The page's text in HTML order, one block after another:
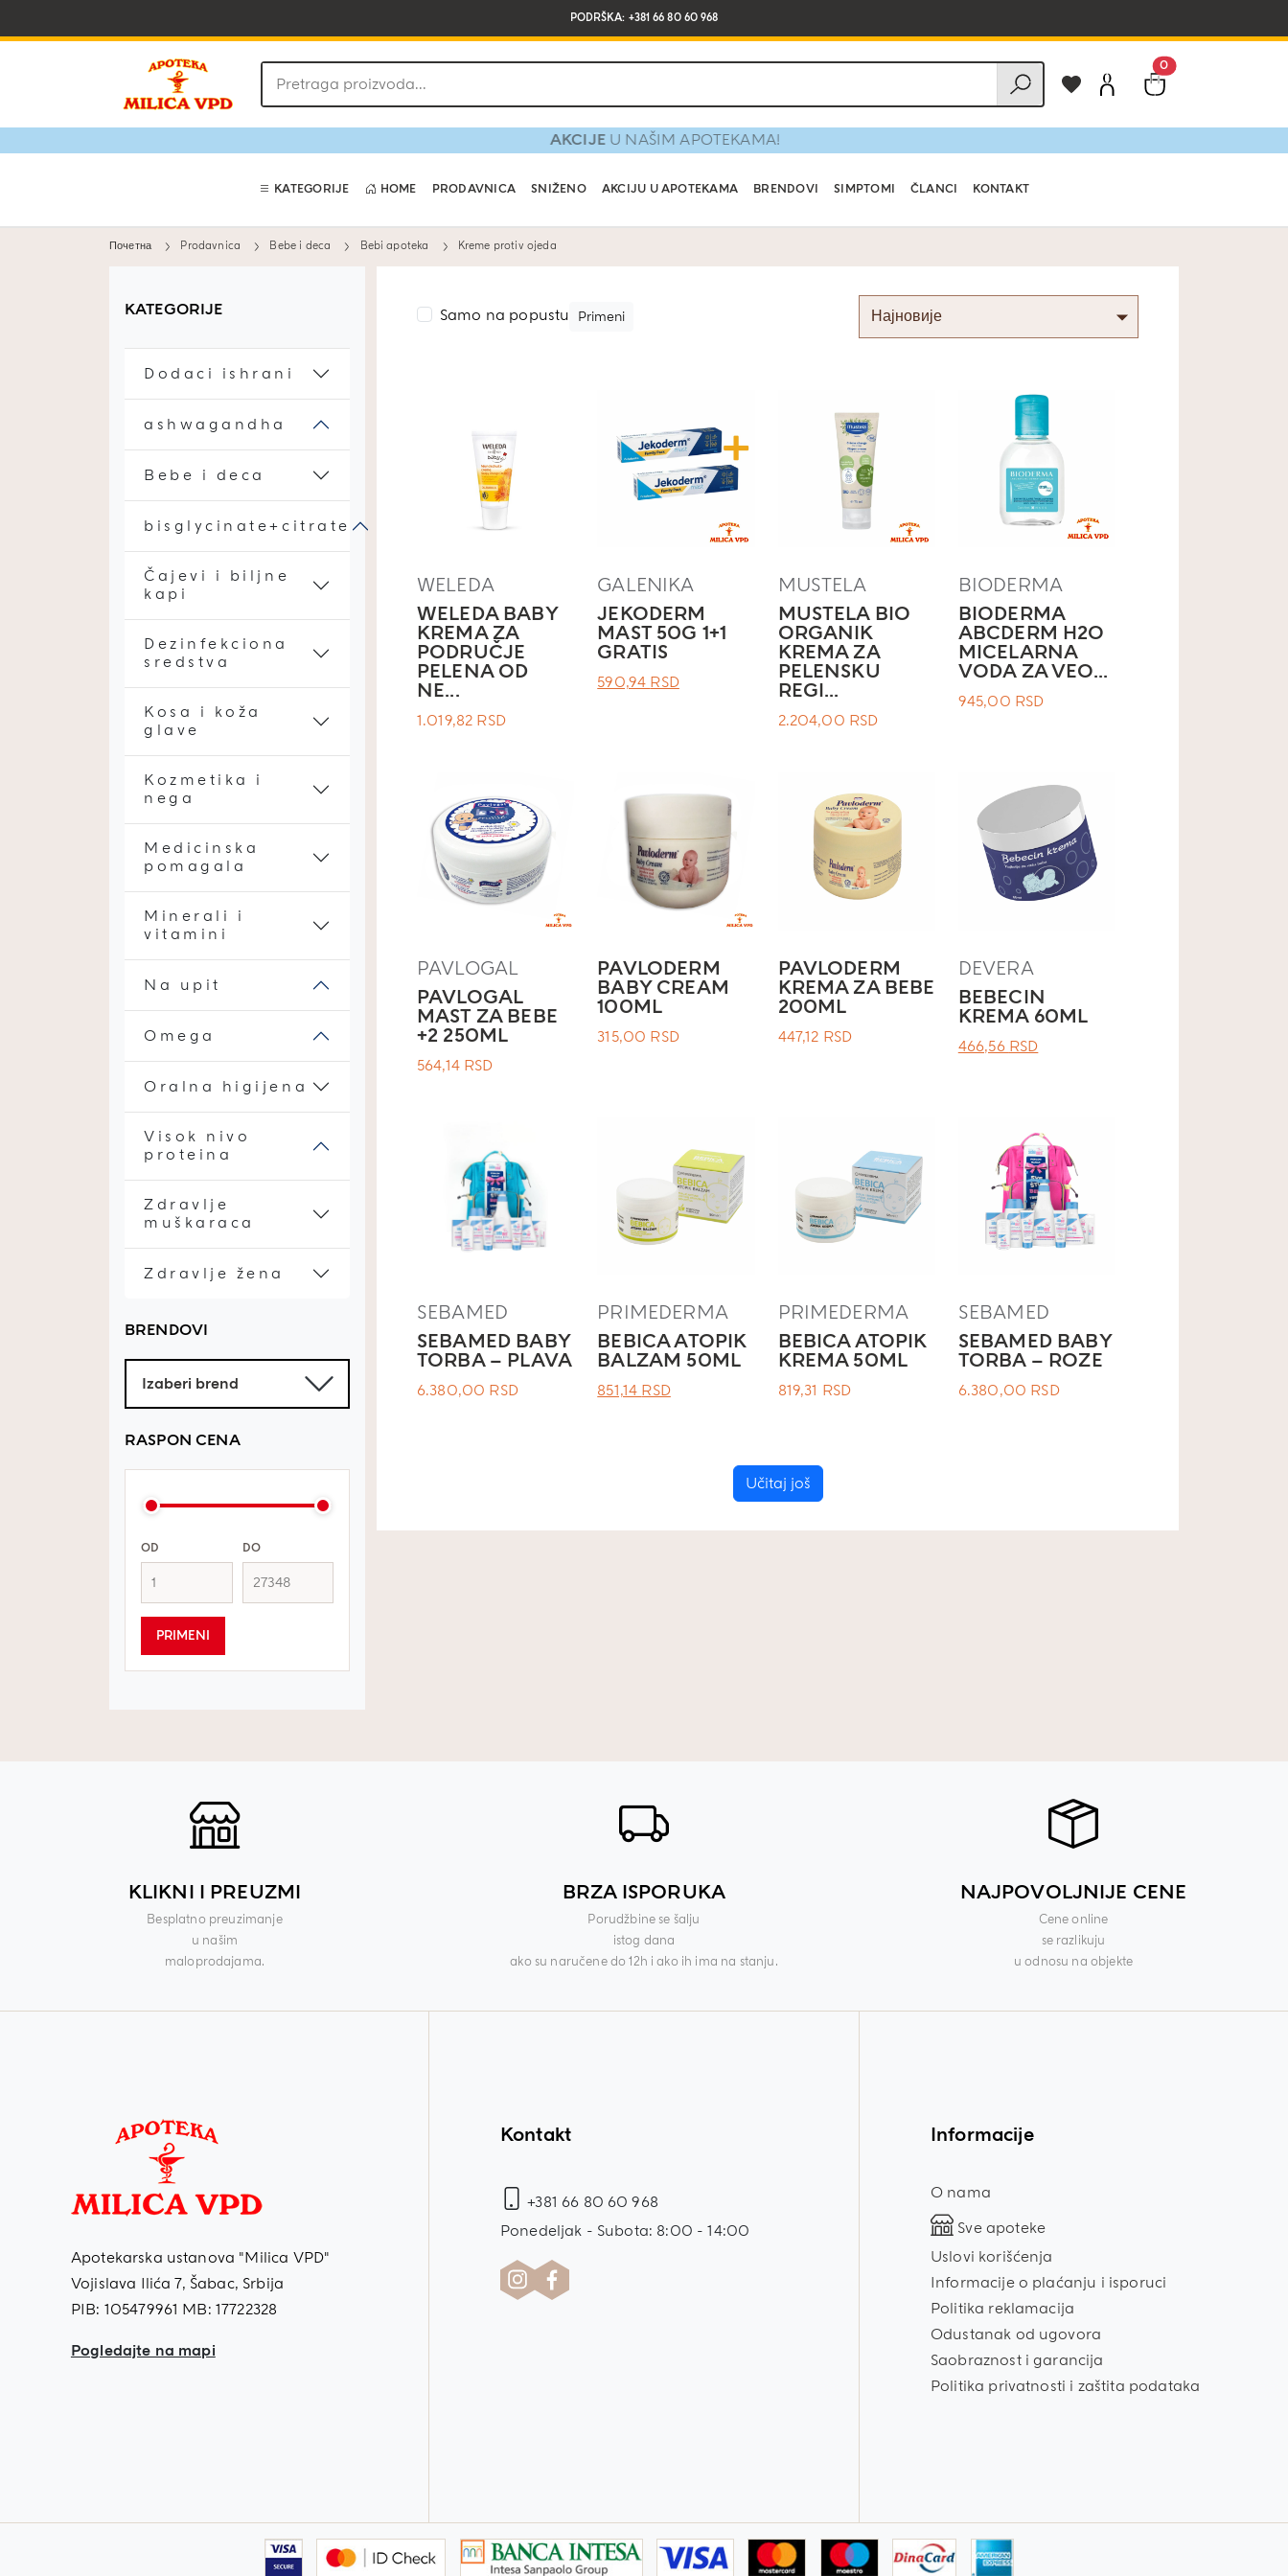
PODRŠKA: +381 66 80 60 968
Pretraga
proizvoda
0
AKCIJEU NAŠIM APOTEKAMA!
KATEGORIJE HOME PRODAVNICA SNIŽENO AKCIJU U APOTEKAMA BRENDOVI SIMPTOMI ČLANCI KONTAKT
Почетна Prodavnica Bebe i deca Bebi apoteka Kreme protiv ojeda
KATEGORIJE
Dodaci ishrani
ashwagandha
Bebe i deca
bisglycinate+citrate
Čajevi i biljne
kapi
Dezinfekciona
sredstva
Kosa i koža
glave
Kozmetika i
nega
Medicinska
pomagala
Minerali i
vitamini
Na upit
Omega
Oralna higijena
Visok nivo
proteina
Zdravlje
muškaraca
Zdravlje žena
BRENDOVI
RASPON CENA
OD DO
PRIMENI
Samo na popustu Primeni
WELEDA
WELEDA BABY
KREMA ZA
PODRUČJE
PELENA OD
NE...
1.019,82 RSD
GALENIKA
JEKODERM
MAST 50G 1+1
GRATIS
ОРИГИНАЛНА
590,94 RSDТРЕНУТНА
MUSTELA
MUSTELA BIO
ORGANIK
KREMA ZA
PELENSKU
REGI...
2.204,00 RSD
BIODERMA
BIODERMA
ABCDERM H2O
MICELARNA
VODA ZA VEO...
945,00 RSD
PAVLOGAL
PAVLOGAL
MAST ZA BEBE
+2 250ML
564,14 RSD
PAVLODERM
BABY CREAM
100ML
315,00 RSD
PAVLODERM
KREMA ZA BEBE
200ML
447,12 RSD
DEVERA
BEBECIN
KREMA 60ML
ОРИГИНАЛНА
466,56 RSDТРЕНУТНА
SEBAMED
SEBAMED BABY
TORBA – PLAVA
6.380,00 RSD
PRIMEDERMA
BEBICA ATOPIK
BALZAM 50ML
ОРИГИНАЛНА
851,14 RSDТРЕНУТНА
851,14 RSD.
PRIMEDERMA
BEBICA ATOPIK
KREMA 50ML
819,31 RSD
SEBAMED
SEBAMED BABY
TORBA – ROZE
6.380,00 RSD
Učitaj još
KLIKNI I PREUZMI
Besplatno preuzimanje
u našim
maloprodajama.
BRZA ISPORUKA
Porudžbine se šalju
istog dana
ako su naručene do 12h i ako ih ima na stanju.
NAJPOVOLJNIJE CENE
Cene online
se razlikuju
u odnosu na objekte
Apotekarska ustanova "Milica VPD"
Vojislava Ilića 7, Šabac, Srbija
PIB: 105479961 MB: 17722328
Pogledajte na mapi
Kontakt
+381 66 80 60 968
Ponedeljak - Subota: 8:00 - 14:00
Informacije
O nama
Sve apoteke
Uslovi korišćenja
Informacije o plaćanju i isporuci
Politika reklamacija
Odustanak od ugovora
Saobraznost i garancija
Politika privatnosti i zaštita podataka